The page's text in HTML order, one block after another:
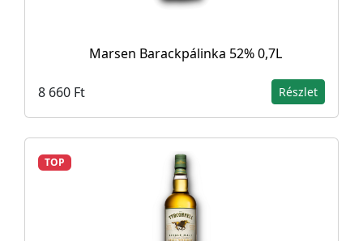
Marsen Barackpálinka 52% 0,7L
8 660 Ft Részlet
TOP